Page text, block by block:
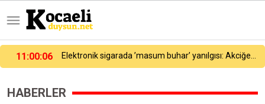
11:02:07 Darıca’ya 250 milyon liralık yatırım
HABERLER